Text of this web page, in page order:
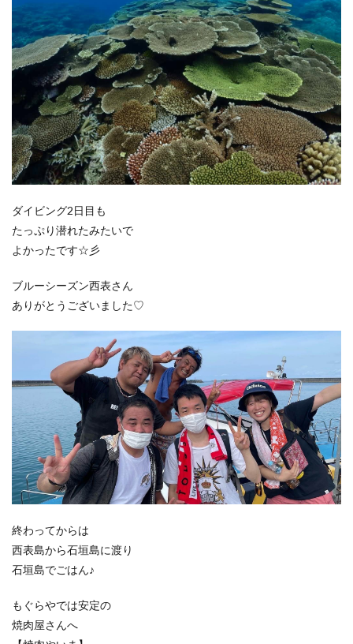
ダイビング2日目も
たっぷり潜れたみたいで
よかったです☆彡
ブルーシーズン西表さん
ありがとうございました♡
終わってからは
西表島から石垣島に渡り
石垣島でごはん♪
もぐらやでは安定の
焼肉屋さんへ